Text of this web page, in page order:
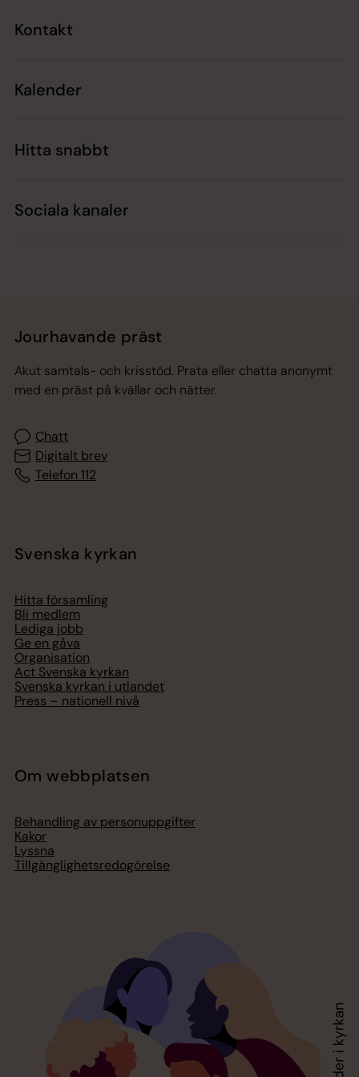
Kontakt
Kalender
Hitta snabbt
Sociala kanaler
Jourhavande präst
Akut samtals- och krisstöd. Prata eller chatta anonymt
med en präst på kvällar och nätter.
Chatt
Digitalt brev
Telefon 112
Svenska kyrkan
Hitta församling
Bli medlem
Lediga jobb
Ge en gåva
Organisation
Act Svenska kyrkan
Svenska kyrkan i utlandet
Press – nationell nivå
Om webbplatsen
Behandling av personuppgifter
Kakor
Lyssna
Tillgänglighetsredogörelse